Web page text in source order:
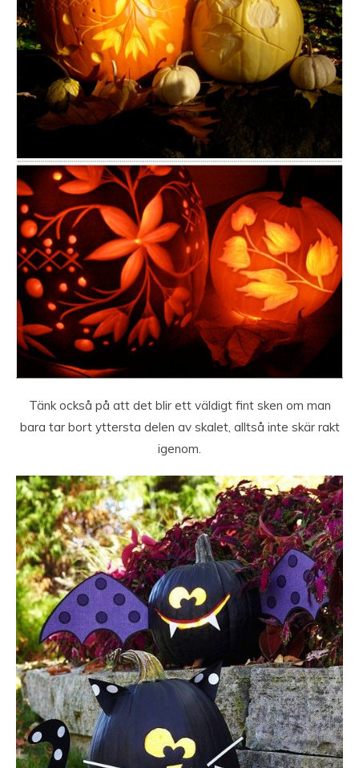
Tänk också på att det blir ett väldigt fint sken om man
bara tar bort yttersta delen av skalet, alltså inte skär rakt
igenom.